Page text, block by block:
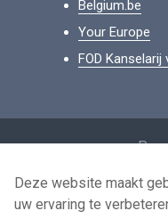
Belgium.be
Your Europe
FOD
Deze website maakt
uw ervaring te